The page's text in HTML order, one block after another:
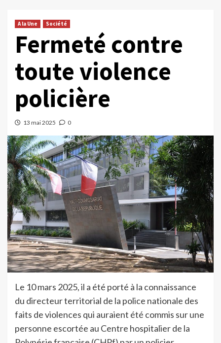
A la Une Société
Fermeté contre
toute violence
policière
13 mai 2025 0
Le 10 mars 2025, il a été porté à la connaissance
du directeur territorial de la police nationale des
faits de violences qui auraient été commis sur une
personne escortée au Centre hospitalier de la